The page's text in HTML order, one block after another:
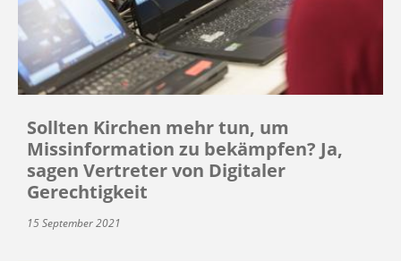
Sollten Kirchen mehr tun, um
Missinformation zu bekämpfen? Ja,
sagen Vertreter von Digitaler
Gerechtigkeit
15 September 2021